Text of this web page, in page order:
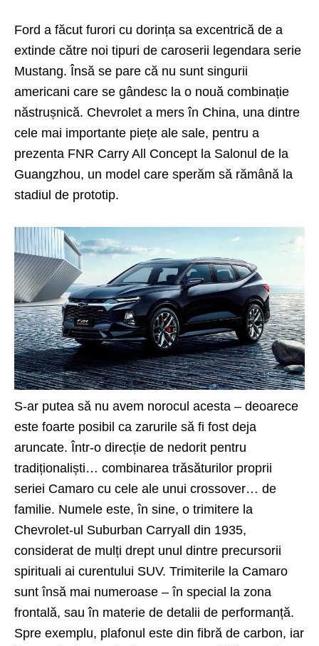
Ford a făcut furori cu dorința sa excentrică de a
extinde către noi tipuri de caroserii legendara serie
Mustang. Însă se pare că nu sunt singurii
americani care se gândesc la o nouă combinație
năstrușnică. Chevrolet a mers în China, una dintre
cele mai importante piețe ale sale, pentru a
prezenta FNR Carry All Concept la Salonul de la
Guangzhou, un model care sperăm să rămână la
stadiul de prototip.
S-ar putea să nu avem norocul acesta – deoarece
este foarte posibil ca zarurile să fi fost deja
aruncate. Într-o direcție de nedorit pentru
tradiționaliști… combinarea trăsăturilor proprii
seriei Camaro cu cele ale unui crossover… de
familie. Numele este, în sine, o trimitere la
Chevrolet-ul Suburban Carryall din 1935,
considerat de mulți drept unul dintre precursorii
spirituali ai curentului SUV. Trimiterile la Camaro
sunt însă mai numeroase – în special la zona
frontală, sau în materie de detalii de performanță.
Spre exemplu, plafonul este din fibră de carbon, iar